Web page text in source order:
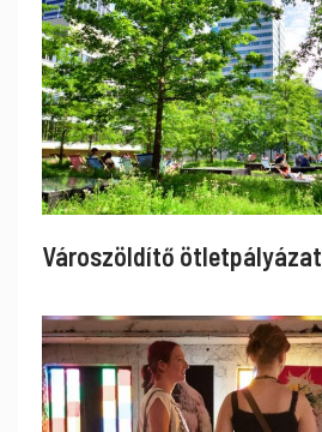
Városzöldítő ötletpályázat